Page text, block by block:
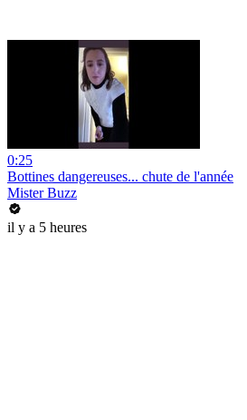
0:25
Bottines dangereuses... chute de l'année
Mister Buzz
il y a 5 heures